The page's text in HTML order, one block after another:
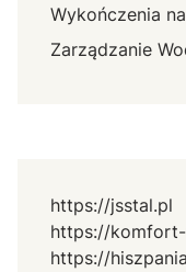
Wykończenia
Zarządzanie
https://jsstal.pl
https://komfort-
https://